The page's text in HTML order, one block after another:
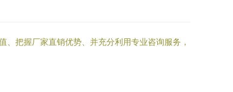
把握厂家直销优势、并充分利用专业咨询服务，